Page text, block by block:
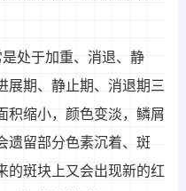
处于加重、消退、静
展期、静止期、消退期三
积缩小，颜色变淡，鳞屑
遗留部分色素沉着、斑
的斑块上又会出现新的红